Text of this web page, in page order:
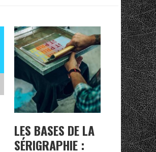
LES BASES DE LA
SÉRIGRAPHIE :